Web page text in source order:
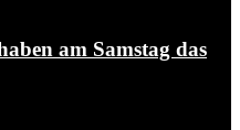
am Samstag das